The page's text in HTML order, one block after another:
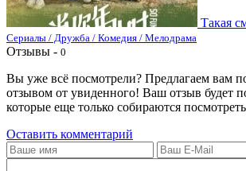
Такая
Сериалы / Дружба / Комедия / Мелодрама
Отзывы - 0
Вы уже всё посмотрели? Предлагаем вам
отзывом от увиденного! Ваш отзыв будет
которые еще только собираются
Оставить комментарий